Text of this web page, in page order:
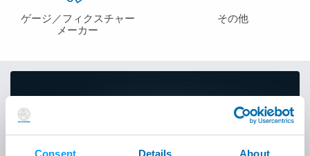
Consent Details About
ゲージ／フィクスチャー
メーカー
その他
製品及びソリューション
下記をクリックして、課題への解決策を見つけてく
ださい